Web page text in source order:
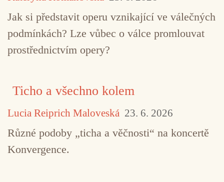
Jak si představit operu vznikající ve válečných
podmínkách? Lze vůbec o válce promlouvat
prostřednictvím opery?
Ticho a všechno kolem
Lucia Reiprich Maloveská 23. 6. 2026
Různé podoby „ticha a věčnosti“ na koncertě
Konvergence.